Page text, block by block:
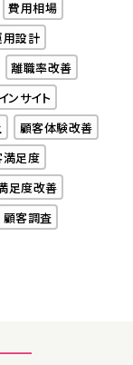
費用相場
用設計
離職率改善
ンサイト
顧客体験改善
満足度
足度改善
顧客調査